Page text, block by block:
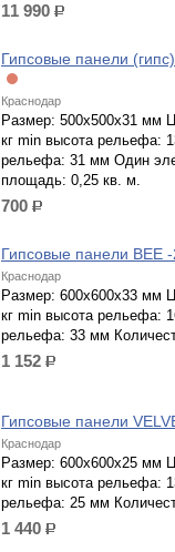
11 990 р.
Гипсовые панели
Краснодар
Размер: 500x500x31 мм
кг min высота рельефа:
рельефа: 31 мм Один
площадь: 0,25 кв. м.
700 р.
Гипсовые панели BEE
Краснодар
Размер: 600x600x33 мм
кг min высота рельефа:
рельефа: 33 мм
1 152 р.
Гипсовые панели
Краснодар
Размер: 600x600x25 мм
кг min высота рельефа:
рельефа: 25 мм
1 440 р.